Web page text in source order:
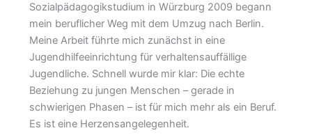
Sozialpädagogikstudium in Würzburg 2009 begann
mein beruflicher Weg mit dem Umzug nach Berlin.
Meine Arbeit führte mich zunächst in eine
Jugendhilfeeinrichtung für verhaltensauffällige
Jugendliche. Schnell wurde mir klar: Die echte
Beziehung zu jungen Menschen – gerade in
schwierigen Phasen – ist für mich mehr als ein Beruf.
Es ist eine Herzensangelegenheit.